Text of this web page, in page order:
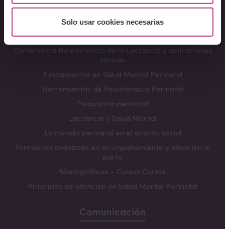
Solo usar cookies necesarias
Preguntas frecuentes
Conferencia Neurociencia de la Lactancia y aplicaciones
clínicas
Fundamentos en Salud Mental Perinatal
Herramientas de Psicoterapia Perinatal
Psiquiatría perinatal
Lactancia y Salud Mental
La mirada perinatal en el ámbito social
Formación avanzada en acompañamiento y atención al
parto
Monográficos – Cursos Cortos
Principios de atención en Salud Mental Perinatal
Comunicación